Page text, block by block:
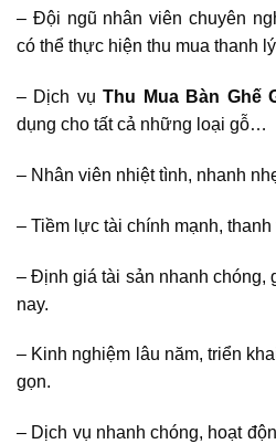
– Đội ngũ nhân viên chuyên
có thể thực hiện thu mua thanh
– Dịch vụThu Mua Bàn Ghế
dụng cho tất cả những loại gỗ…
– Nhân viên nhiệt tình, nhanh
– Tiềm lực tài chính mạnh,
– Định giá tài sản nhanh chóng,
nay.
– Kinh nghiệm lâu năm, triển
gọn.
– Dịch vụ nhanh chóng, hoạt